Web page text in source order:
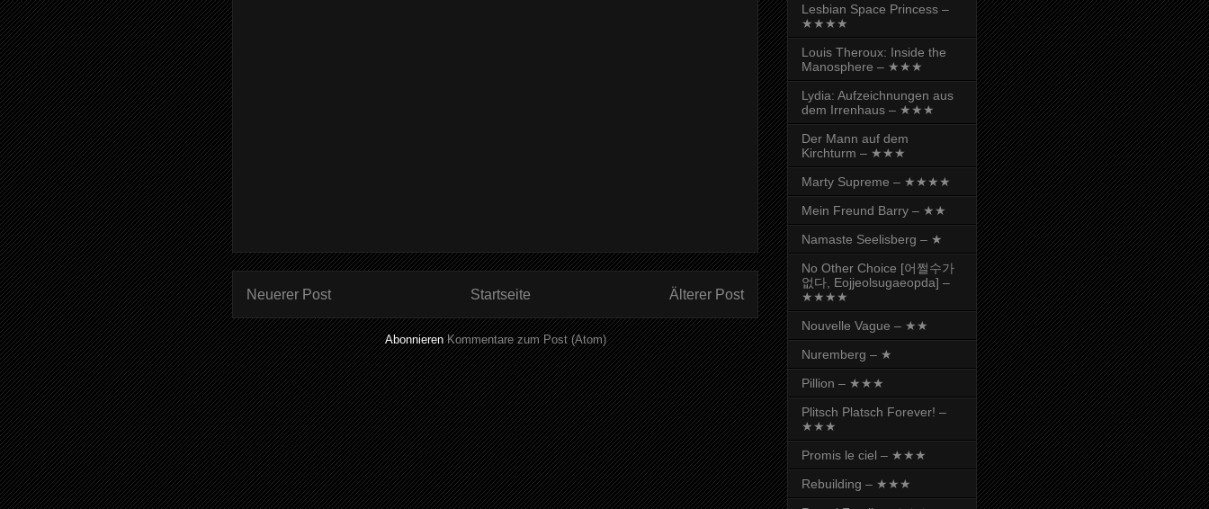
Neuerer Post Älterer Post
Startseite
AbonnierenKommentare zum Post (Atom)
Lesbian Space Princess –
★★★★
Louis Theroux: Inside the
Manosphere – ★★★
Lydia: Aufzeichnungen aus
dem Irrenhaus – ★★★
Der Mann auf dem
Kirchturm – ★★★
Marty Supreme – ★★★★
Mein Freund Barry – ★★
Namaste Seelisberg – ★
No Other Choice [어쩔수가
없다, Eojjeolsugaeopda] –
★★★★
Nouvelle Vague – ★★
Nuremberg – ★
Pillion – ★★★
Plitsch Platsch Forever! –
★★★
Promis le ciel – ★★★
Rebuilding – ★★★